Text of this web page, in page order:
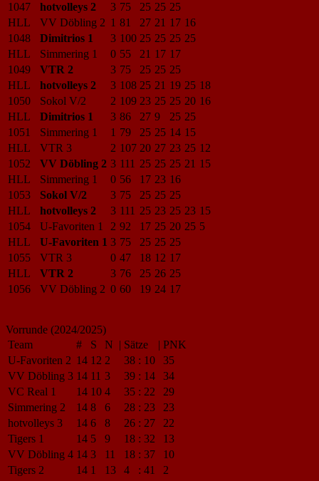
1047
hotvolleys 2 3 75 25 25 25
HLL
VV Döbling 2 1 81 27 21 17 16
1048
Dimitrios 1 3 100 25 25 25 25
HLL
Simmering 1 0 55 21 17 17
1049
VTR 2 3 75 25 25 25
HLL
hotvolleys 2 3 108 25 21 19 25 18
1050
Sokol V/2 2 109 23 25 25 20 16
HLL
Dimitrios 1 3 86 27 9 25 25
1051
Simmering 1 1 79 25 25 14 15
HLL
VTR 3 2 107 20 27 23 25 12
1052
VV Döbling 2 3 111 25 25 25 21 15
HLL
Simmering 1 0 56 17 23 16
1053
Sokol V/2 3 75 25 25 25
HLL
hotvolleys 2 3 111 25 23 25 23 15
1054
U-Favoriten 1 2 92 17 25 20 25 5
HLL
U-Favoriten 1 3 75 25 25 25
1055
VTR 3 0 47 18 12 17
HLL
VTR 2 3 76 25 26 25
1056
VV Döbling 2 0 60 19 24 17
Vorrunde (2024/2025)
Team
# S N | Sätze | PNK
U-Favoriten 2 14 12 2 38 : 10
35
VV Döbling 3 14 11 3 39 : 14
34
VC Real 1
14 10 4 35 : 22
29
Simmering 2
14 8 6 28 : 23
23
hotvolleys 3
14 6 8 26 : 27
22
Tigers 1
14 5 9 18 : 32
13
VV Döbling 4 14 3 11 18 : 37
10
Tigers 2
14 1 13 4 : 41 2